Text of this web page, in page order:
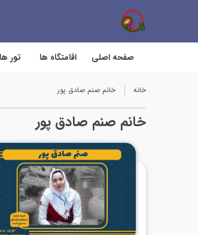
صفحه اصلی اقامتگاه ها تور ها
خانه خانم صنم صادق پور
خانم صنم صادق پور